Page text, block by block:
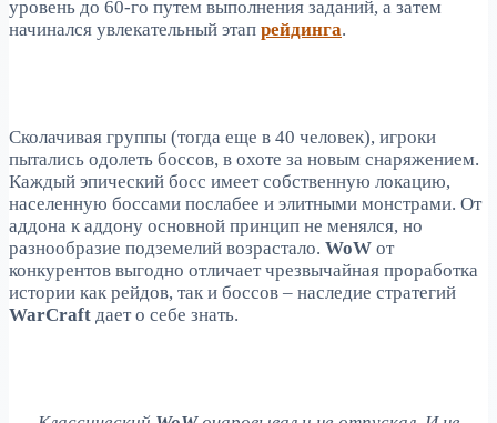
уровень до 60-го путем выполнения заданий, а затем
начинался увлекательный этап рейдинга.
Сколачивая группы (тогда еще в 40 человек), игроки
пытались одолеть боссов, в охоте за новым снаряжением.
Каждый эпический босс имеет собственную локацию,
населенную боссами послабее и элитными монстрами. От
аддона к аддону основной принцип не менялся, но
разнообразие подземелий возрастало. WoW от
конкурентов выгодно отличает чрезвычайная проработка
истории как рейдов, так и боссов – наследие стратегий
WarCraft дает о себе знать.